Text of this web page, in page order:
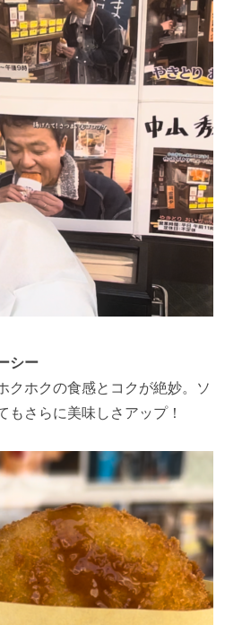
シー
クホクの食感とコクが絶妙。ソ
もさらに美味しさアップ！